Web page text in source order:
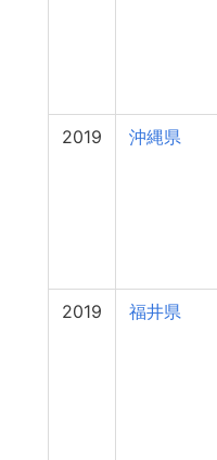
2019 沖縄県
2019 福井県